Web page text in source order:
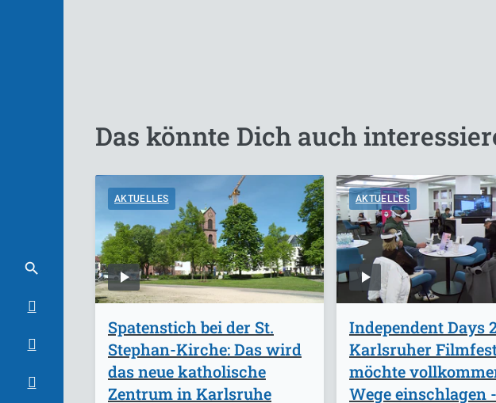
Das könnte Dich auch
AKTUELLES
Spatenstich bei der St.
Stephan-Kirche: Das wird
das neue katholische
Zentrum in Karlsruhe
AKTUELLES
Independent Days
Karlsruher
möchte
Wege einschlagen